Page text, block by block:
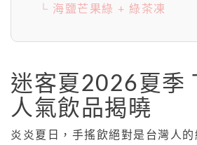
└ 海鹽芒果綠 + 綠茶凍
迷客夏2026夏季
人氣飲品揭曉
炎炎夏日，手搖飲絕對是台灣人的